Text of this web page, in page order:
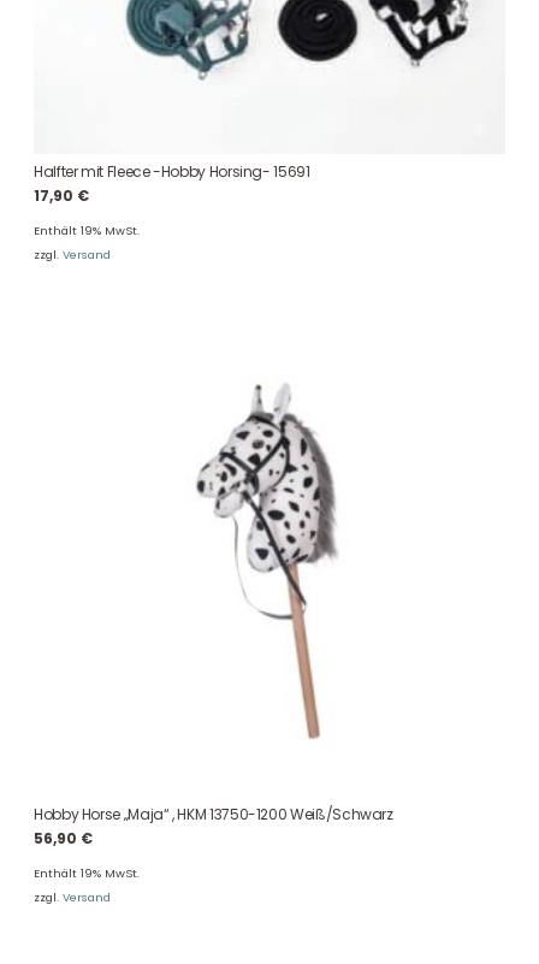
Halfter mit Fleece -Hobby Horsing- 15691
17,90 €
Enthält 19% MwSt.
zzgl. Versand
Hobby Horse „Maja“ , HKM 13750-1200 Weiß/Schwarz
56,90 €
Enthält 19% MwSt.
zzgl. Versand